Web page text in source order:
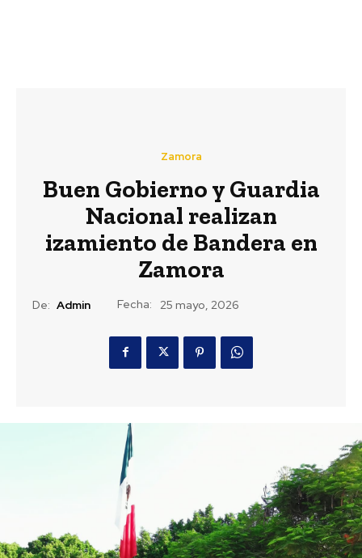
Zamora
Buen Gobierno y Guardia
Nacional realizan
izamiento de Bandera en
Zamora
De: Admin Fecha: 25 mayo, 2026